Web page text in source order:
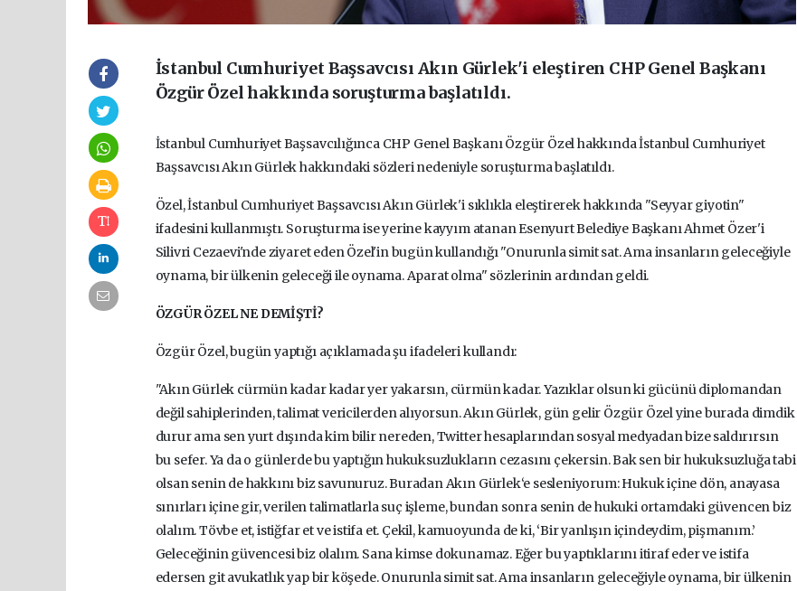
İstanbul Cumhuriyet Başsavcısı Akın Gürlek'i eleştiren CHP Genel Başkanı
Özgür Özel hakkında soruşturma başlatıldı.
İstanbul Cumhuriyet Başsavcılığınca CHP Genel Başkanı Özgür Özel hakkında İstanbul Cumhuriyet
Başsavcısı Akın Gürlek hakkındaki sözleri nedeniyle soruşturma başlatıldı.
Özel, İstanbul Cumhuriyet Başsavcısı Akın Gürlek'i sıklıkla eleştirerek hakkında "Seyyar giyotin"
ifadesini kullanmıştı. Soruşturma ise yerine kayyım atanan Esenyurt Belediye Başkanı Ahmet Özer'i
Silivri Cezaevi'nde ziyaret eden Özel'in bugün kullandığı "Onurunla simit sat. Ama insanların geleceğiyle
oynama, bir ülkenin geleceği ile oynama. Aparat olma" sözlerinin ardından geldi.
ÖZGÜR ÖZEL NE DEMİŞTİ?
Özgür Özel, bugün yaptığı açıklamada şu ifadeleri kullandı:
"Akın Gürlek cürmün kadar kadar yer yakarsın, cürmün kadar. Yazıklar olsun ki gücünü diplomandan
değil sahiplerinden, talimat vericilerden alıyorsun. Akın Gürlek, gün gelir Özgür Özel yine burada dimdik
durur ama sen yurt dışında kim bilir nereden, Twitter hesaplarından sosyal medyadan bize saldırırsın
bu sefer. Ya da o günlerde bu yaptığın hukuksuzlukların cezasını çekersin. Bak sen bir hukuksuzluğa tabi
olsan senin de hakkını biz savunuruz. Buradan Akın Gürlek‘e sesleniyorum: Hukuk içine dön, anayasa
sınırları içine gir, verilen talimatlarla suç işleme, bundan sonra senin de hukuki ortamdaki güvencen biz
olalım. Tövbe et, istiğfar et ve istifa et. Çekil, kamuoyunda de ki, ‘Bir yanlışın içindeydim, pişmanım.’
Geleceğinin güvencesi biz olalım. Sana kimse dokunamaz. Eğer bu yaptıklarını itiraf eder ve istifa
edersen git avukatlık yap bir köşede. Onurunla simit sat. Ama insanların geleceğiyle oynama, bir ülkenin